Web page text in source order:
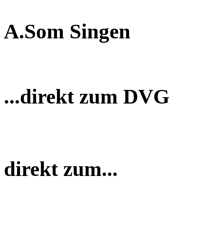
A.Som Singen
...direkt zum DVG
direkt zum...